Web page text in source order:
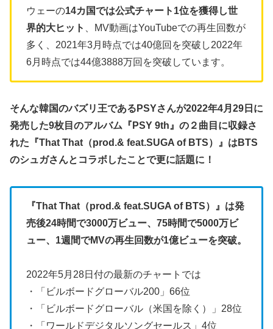
ウェーの14カ国では公式チャート1位を獲得し世
界的大ヒット
、MV動画はYouTubeでの再生回数が
多く、2021年3月時点では40億回を突破し2022年
6月時点では44億3888万回を突破しています。
そんな韓国のバズリ王であるPSYさんが2022年4月29日に
発売した9枚目のアルバム『PSY 9th』の２曲目に収録さ
れた『That That（prod.& feat.SUGA of BTS）』はBTS
のシュガさんとコラボしたことで更に話題に！
『That That（prod.& feat.SUGA of BTS）』は発
売後24時間で3000万ビュー、75時間で5000万ビ
ュー、 1週間でMVの再生回数が1億ビューを突破。
2022年5月28日付の最新のチャートでは
・「ビルボードグローバル200」66位
・「ビルボードグローバル（米国を除く）」28位
・「ワールドデジタルソングセールス」4位